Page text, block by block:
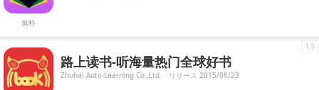
無料
路上读书-听海量热门全球好书
Zhuhai Auto-Learning Co.,Ltd. リリース 2015/06/23
19